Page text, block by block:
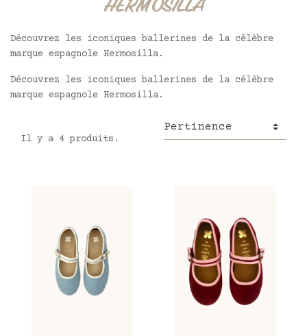
Découvrez les iconiques ballerines de la célèbre
marque espagnole Hermosilla.
Découvrez les iconiques ballerines de la célèbre
marque espagnole Hermosilla.
Il y a 4 produits.